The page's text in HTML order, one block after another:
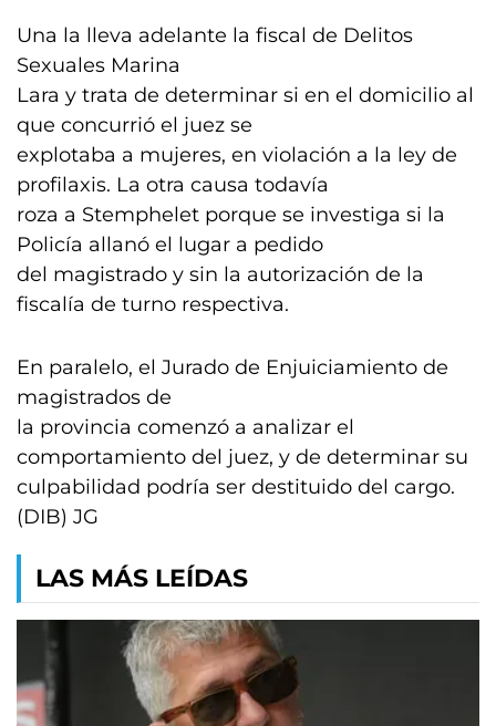
Una la lleva adelante la fiscal de Delitos
Sexuales Marina
Lara y trata de determinar si en el domicilio al
que concurrió el juez se
explotaba a mujeres, en violación a la ley de
profilaxis. La otra causa todavía
roza a Stemphelet porque se investiga si la
Policía allanó el lugar a pedido
del magistrado y sin la autorización de la
fiscalía de turno respectiva.
En paralelo, el Jurado de Enjuiciamiento de
magistrados de
la provincia comenzó a analizar el
comportamiento del juez, y de determinar su
culpabilidad podría ser destituido del cargo.
(DIB) JG
LAS MÁS LEÍDAS